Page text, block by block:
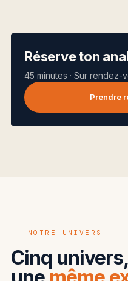
Réserve ton
45 minutes · Sur rendez-
Prendre
NOTRE UNIVERS
Cinq univers,